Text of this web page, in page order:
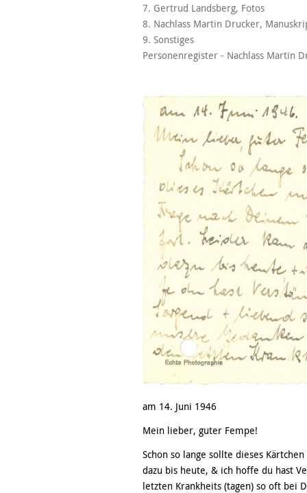
7. Gertrud Landsberg, Fotos
8. Nachlass Martin Drucker,
9. Sonstiges
Personenregister - Nachlass Martin
am 14. Juni 1946
Mein lieber, guter Fempe!
Schon so lange sollte dieses
dazu bis heute, & ich hoffe du hast
letzten Krankheits (tagen) so oft bei